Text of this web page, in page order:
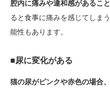
腔内に痛みや違和感があるこ
ると食事に痛みを感じてしま
能性もあります。
■尿に変化がある
猫の尿がピンクや赤色の場合